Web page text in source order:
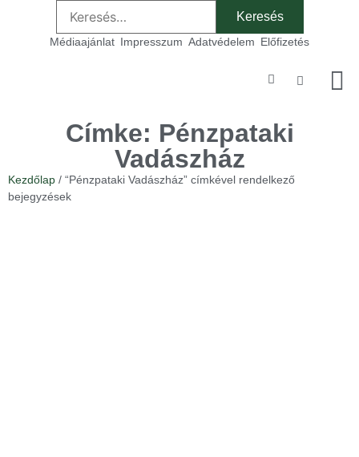
Médiaajánlat Impresszum Adatvédelem Előfizetés
Címke: Pénzpataki
Vadászház
Kezdőlap / “Pénzpataki Vadászház” címkével rendelkező
bejegyzések